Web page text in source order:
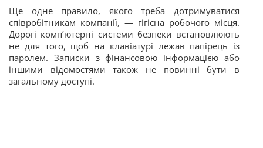
Ще одне правило, якого треба дотримуватися
співробітникам компанії, — гігієна робочого місця.
Дорогі комп’ютерні системи безпеки встановлюють
не для того, щоб на клавіатурі лежав папірець із
паролем. Записки з фінансовою інформацією або
іншими відомостями також не повинні бути в
загальному доступі.